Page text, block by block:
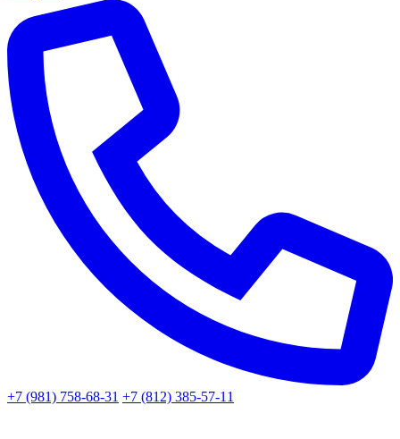
+7 (981) 758-68-31 +7 (812) 385-57-11